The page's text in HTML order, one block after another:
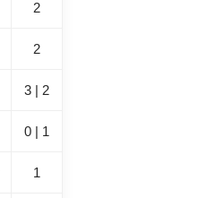
2
2
3 | 2
0 | 1
1